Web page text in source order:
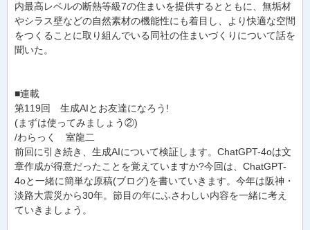
内最高レベルの断熱等級7の住まいを提供するとともに、無垢材
やシラス壁などの自然素材の機能性にも着目し、より快適な空間
をつくることに取り組んでいる同社の住まいづくりについて話を
聞いた。
■連載
第119回 生成AIとお友達になろう!
(まずは使ってみましょう②)
/わらっく 室龍二
前回に引き続き、生成AIについて検証します。ChatGPT-4oは文
章作成が得意だったことを覚えていますか?今回は、ChatGPT-
4oと一緒に簡単な原稿(ブログ)を書いていきます。今年は阪神・
淡路大震災から30年。節目の年にふさわしい内容を一緒に考え
ていきましょう。